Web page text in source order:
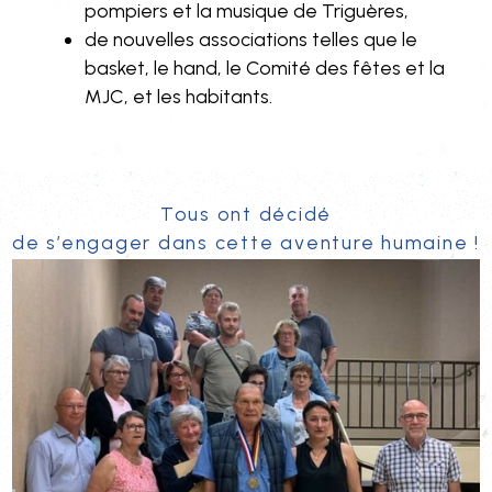
pompiers et la musique de Triguères,
de nouvelles associations telles que le
basket, le hand, le Comité des fêtes et la
MJC, et les habitants.
Tous ont décidé
de s’engager dans cette aventure humaine !